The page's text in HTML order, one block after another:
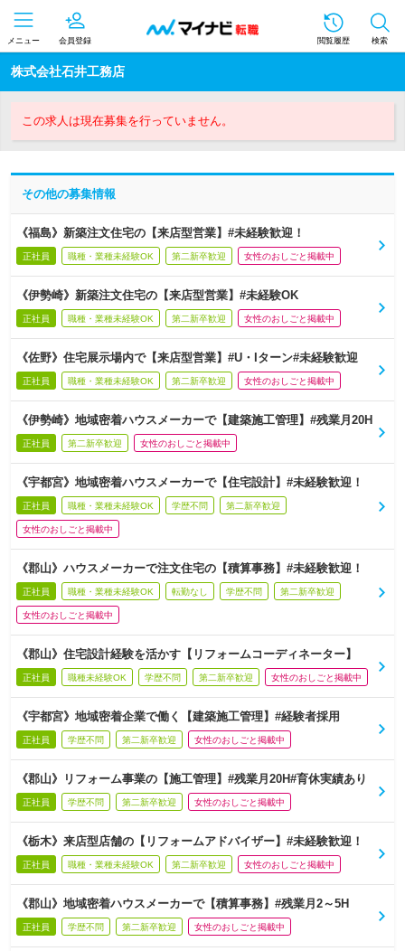
メニュー 会員登録 閲覧履歴 検索
株式会社石井工務店
この求人は現在募集を行っていません。
その他の募集情報
《福島》新築注文住宅の【来店型営業】#未経験歓迎！
正社員 職種・業種未経験OK 第二新卒歓迎 女性のおしごと掲載中
《伊勢崎》新築注文住宅の【来店型営業】#未経験OK
正社員 職種・業種未経験OK 第二新卒歓迎 女性のおしごと掲載中
《佐野》住宅展示場内で【来店型営業】#U・Iターン#未経験歓迎
正社員 職種・業種未経験OK 第二新卒歓迎 女性のおしごと掲載中
《伊勢崎》地域密着ハウスメーカーで【建築施工管理】#残業月20H
正社員 第二新卒歓迎 女性のおしごと掲載中
《宇都宮》地域密着ハウスメーカーで【住宅設計】#未経験歓迎！
正社員 職種・業種未経験OK 学歴不問 第二新卒歓迎
女性のおしごと掲載中
《郡山》ハウスメーカーで注文住宅の【積算事務】#未経験歓迎！
正社員 職種・業種未経験OK 転勤なし 学歴不問 第二新卒歓迎
女性のおしごと掲載中
《郡山》住宅設計経験を活かす【リフォームコーディネーター】
正社員 職種未経験OK 学歴不問 第二新卒歓迎 女性のおしごと掲載中
《宇都宮》地域密着企業で働く【建築施工管理】#経験者採用
正社員 学歴不問 第二新卒歓迎 女性のおしごと掲載中
《郡山》リフォーム事業の【施工管理】#残業月20H#育休実績あり
正社員 学歴不問 第二新卒歓迎 女性のおしごと掲載中
《栃木》来店型店舗の【リフォームアドバイザー】#未経験歓迎！
正社員 職種・業種未経験OK 第二新卒歓迎 女性のおしごと掲載中
《郡山》地域密着ハウスメーカーで【積算事務】#残業月2～5H
正社員 学歴不問 第二新卒歓迎 女性のおしごと掲載中